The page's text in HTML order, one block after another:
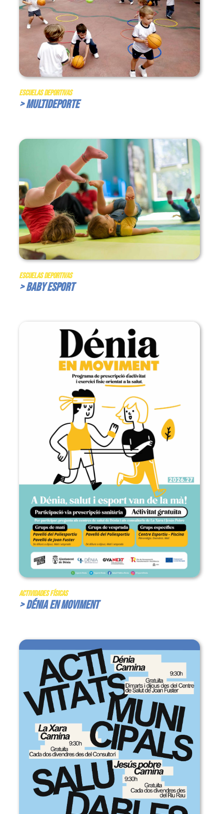
Escuelas Deportivas
> Multideporte
Escuelas Deportivas
> Baby Esport
Actividades Físicas
> Dénia en Moviment